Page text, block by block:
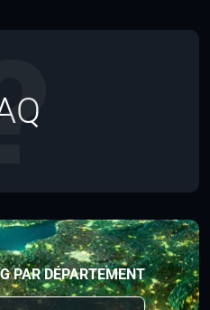
PAR DÉPARTEMENT